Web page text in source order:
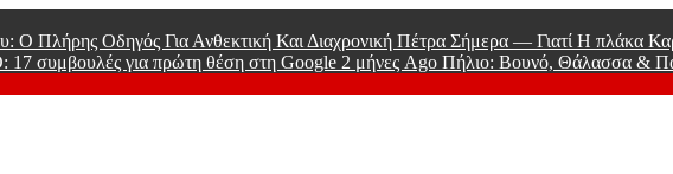
Ο Πλήρης Οδηγός Για Ανθεκτική Και Διαχρονική Πέτρα Σήμερα — Γιατί Η πλάκα
17 συμβουλές για πρώτη θέση στη Google 2 μήνες Ago Πήλιο: Βουνό, Θάλασσα &